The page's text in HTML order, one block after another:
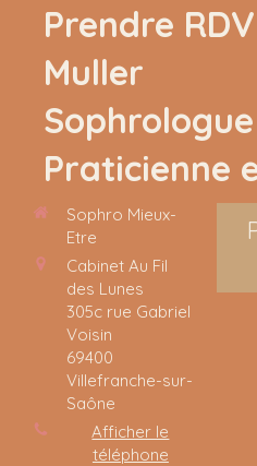
Prendre
Muller
Praticienne
Sophro Mieux-
Etre
Cabinet Au Fil
des Lunes
305c rue Gabriel
Voisin
69400
Villefranche-sur-
Saône
Afficher le
téléphone